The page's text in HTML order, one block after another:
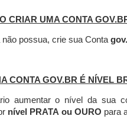
CRIAR UMA CONTA
não possua, crie sua Conta
CONTA GOV.BR É NÍVEL
aumentar o nível da sua
nível PRATA ou OURO para